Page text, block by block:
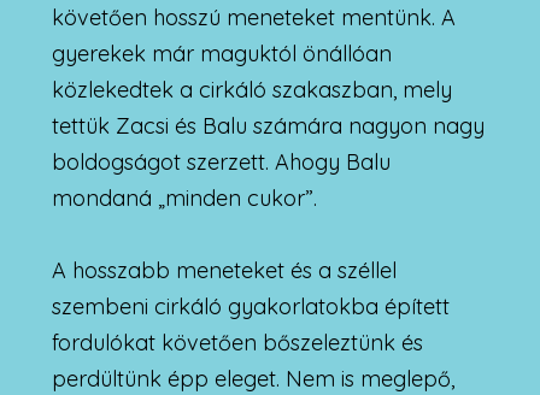
követően hosszú meneteket mentünk. A
gyerekek már maguktól önállóan
közlekedtek a cirkáló szakaszban, mely
tettük Zacsi és Balu számára nagyon nagy
boldogságot szerzett. Ahogy Balu
mondaná „minden cukor”.
A hosszabb meneteket és a széllel
szembeni cirkáló gyakorlatokba épített
fordulókat követően bőszeleztünk és
perdültünk épp eleget. Nem is meglepő,